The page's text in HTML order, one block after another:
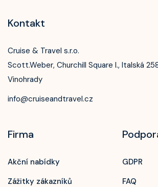
Kontakt
Cruise & Travel s.r.o.
Scott.Weber, Churchill Square I., Italská
Vinohrady
info@cruiseandtravel.cz
Firma
Akční nabídky
Zážitky zákazníků
GDPR
FAQ